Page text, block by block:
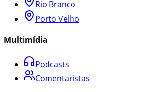
Rio Branco
Porto Velho
Multimídia
Podcasts
Comentaristas